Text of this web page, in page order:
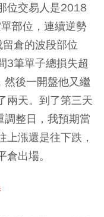
位交易人是2018
部位，連續逆勢
倉的波段部位
3筆單子總損失超
後一開盤他又繼
兩天。到了第三天
調整日，我預期當
上漲還是往下跌，
出場。